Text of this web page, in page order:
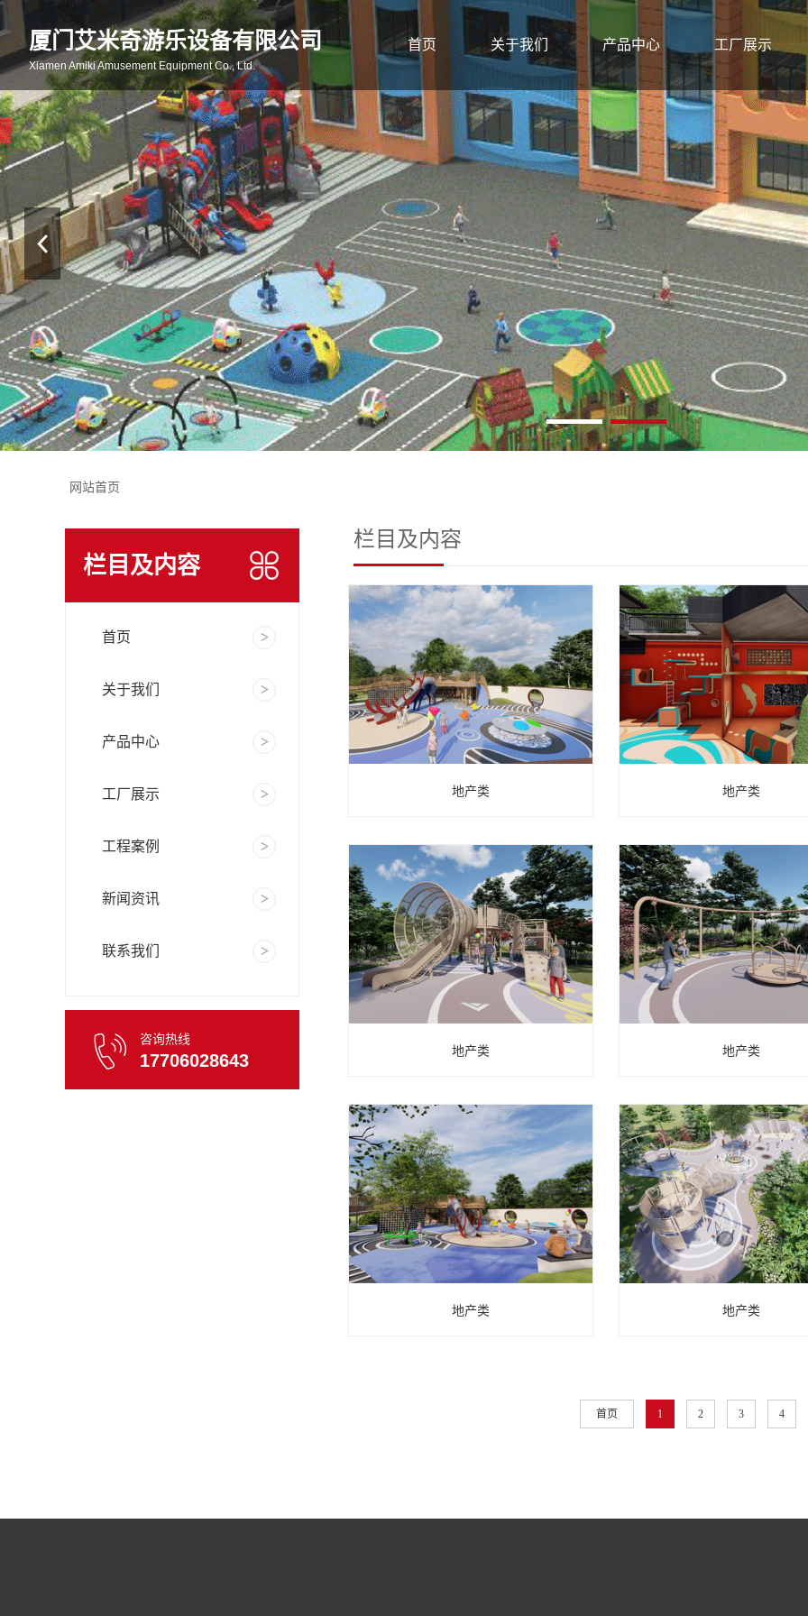
厦门艾米奇游乐设备有限公司
Xiamen Amiki Amusement Equipment Co., Ltd.
首页 关于我们 产品中心 工厂展示
网站首页
栏目及内容
首页
关于我们
产品中心
工厂展示
工程案例
新闻资讯
联系我们
咨询热线
17706028643
栏目及内容
地产类 地产类
地产类 地产类
地产类 地产类
首页 1 2 3 4